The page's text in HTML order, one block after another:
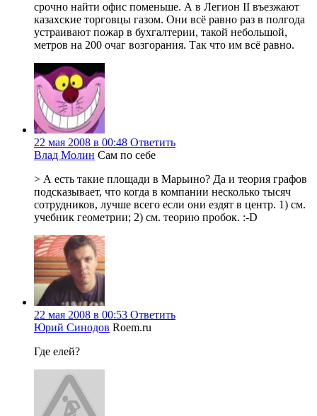
срочно найти офис поменьше. А в Легион II въезжают
казахские торговцы газом. Они всё равно раз в полгода
устраивают пожар в бухгалтерии, такой небольшой,
метров на 200 очаг возгорания. Так что им всё равно.
22 мая 2008 в 00:48 Ответить
Влад Молин Сам по себе
> А есть такие площади в Марьино? Да и теория графов
подсказывает, что когда в компании несколько тысяч
сотрудников, лучше всего если они ездят в центр. 1) см.
учебник геометрии; 2) см. теорию пробок. :-D
22 мая 2008 в 00:53 Ответить
Юрий Синодов Roem.ru
Где елей?